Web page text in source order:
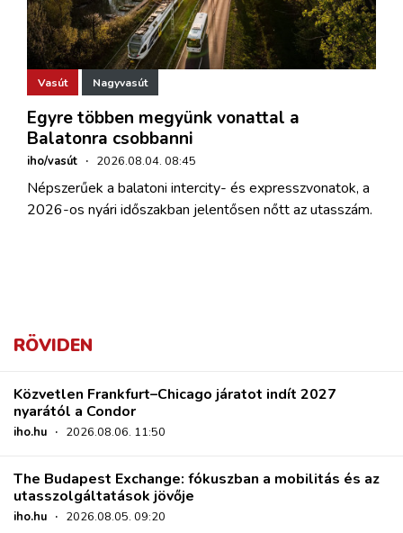
Vasút Nagyvasút
Egyre többen megyünk vonattal a
Balatonra csobbanni
iho/vasút · 2026.08.04. 08:45
Népszerűek a balatoni intercity- és expresszvonatok, a
2026-os nyári időszakban jelentősen nőtt az utasszám.
RÖVIDEN
Közvetlen Frankfurt–Chicago járatot indít 2027
nyarától a Condor
iho.hu · 2026.08.06. 11:50
The Budapest Exchange: fókuszban a mobilitás és az
utasszolgáltatások jövője
iho.hu · 2026.08.05. 09:20